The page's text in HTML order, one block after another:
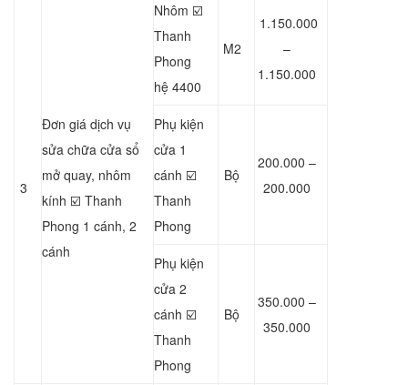
3
Đơn giá dịch vụ
sửa chữa cửa sổ
mở quay, nhôm
kính ☑️ Thanh
Phong 1 cánh, 2
cánh
Nhôm ☑️
Thanh
Phong
hệ 4400
M2
1.150.000
–
1.150.000
Phụ kiện
cửa 1
cánh ☑️
Thanh
Phong
Bộ
200.000 –
200.000
Phụ kiện
cửa 2
cánh ☑️
Thanh
Phong
Bộ
350.000 –
350.000